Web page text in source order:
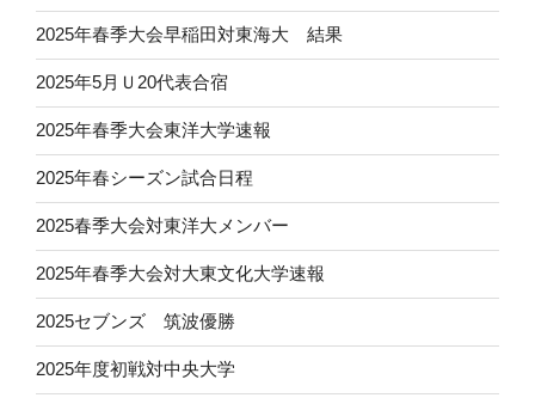
2025年春季大会早稲田対東海大 結果
2025年5月Ｕ20代表合宿
2025年春季大会東洋大学速報
2025年春シーズン試合日程
2025春季大会対東洋大メンバー
2025年春季大会対大東文化大学速報
2025セブンズ 筑波優勝
2025年度初戦対中央大学